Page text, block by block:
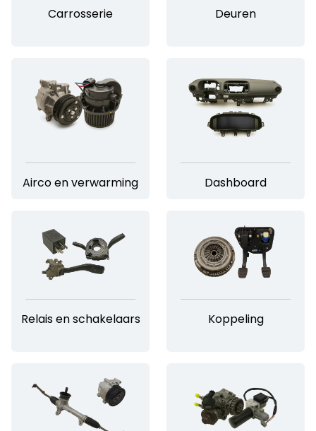
Carrosserie Deuren
Airco en verwarming Dashboard
Relais en schakelaars Koppeling